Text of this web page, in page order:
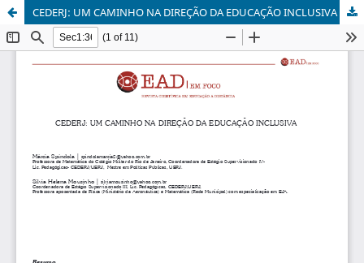
CEDERJ: UM CAMINHO NA DIREÇÃO DA EDUCAÇÃO INCLUSIVA